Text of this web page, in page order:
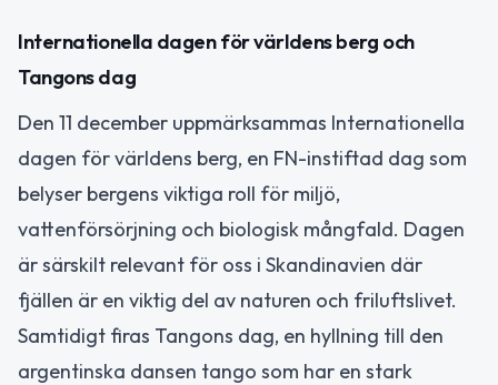
Internationella dagen för världens berg och
Tangons dag
Den 11 december uppmärksammas Internationella
dagen för världens berg, en FN-instiftad dag som
belyser bergens viktiga roll för miljö,
vattenförsörjning och biologisk mångfald. Dagen
är särskilt relevant för oss i Skandinavien där
fjällen är en viktig del av naturen och friluftslivet.
Samtidigt firas Tangons dag, en hyllning till den
argentinska dansen tango som har en stark